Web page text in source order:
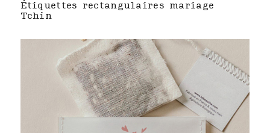
Étiquettes rectangulaires mariage
Tchin